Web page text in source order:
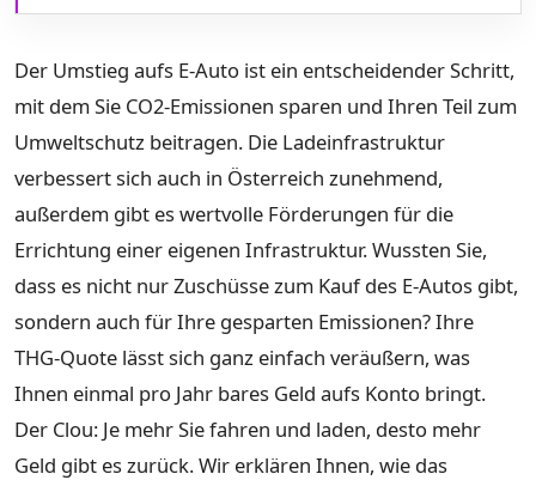
Der Umstieg aufs E-Auto ist ein entscheidender Schritt,
mit dem Sie CO2-Emissionen sparen und Ihren Teil zum
Umweltschutz beitragen. Die Ladeinfrastruktur
verbessert sich auch in Österreich zunehmend,
außerdem gibt es wertvolle Förderungen für die
Errichtung einer eigenen Infrastruktur. Wussten Sie,
dass es nicht nur Zuschüsse zum Kauf des E-Autos gibt,
sondern auch für Ihre gesparten Emissionen? Ihre
THG-Quote lässt sich ganz einfach veräußern, was
Ihnen einmal pro Jahr bares Geld aufs Konto bringt.
Der Clou: Je mehr Sie fahren und laden, desto mehr
Geld gibt es zurück. Wir erklären Ihnen, wie das